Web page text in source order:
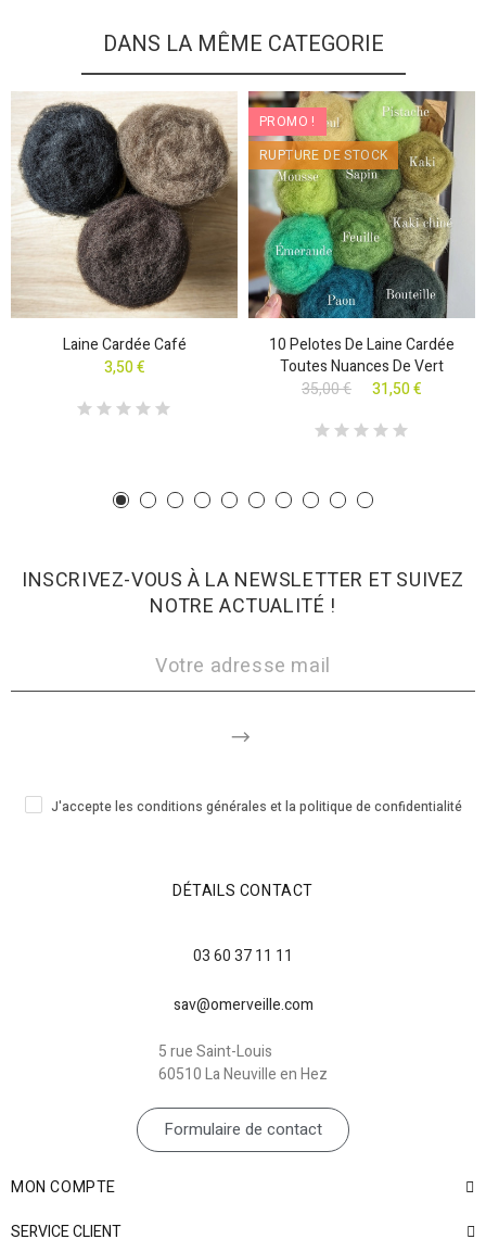
DANS LA MÊME CATEGORIE
Laine Cardée Café
3,50 €
PROMO !
RUPTURE DE STOCK
10 Pelotes De Laine Cardée
Toutes Nuances De Vert
35,00 €
31,50 €
INSCRIVEZ-VOUS À LA NEWSLETTER ET SUIVEZ
NOTRE ACTUALITÉ !
J'accepte les conditions générales et la politique de confidentialité
DÉTAILS CONTACT
03 60 37 11 11
sav@omerveille.com
5 rue Saint-Louis
60510 La Neuville en Hez
Formulaire de contact
MON COMPTE
SERVICE CLIENT